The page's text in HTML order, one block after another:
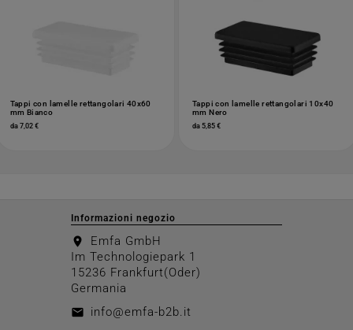
Tappi con lamelle rettangolari 40x60
mm Bianco
da 7,02 €
Tappi con lamelle rettangolari 10x40
mm Nero
da 5,85 €
Informazioni negozio
location_on
Emfa GmbH
Im Technologiepark 1
15236 Frankfurt(Oder)
Germania
email info@emfa-b2b.it